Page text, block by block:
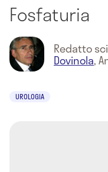
Fosfaturia
Redatto
Dovinola,
UROLOGIA